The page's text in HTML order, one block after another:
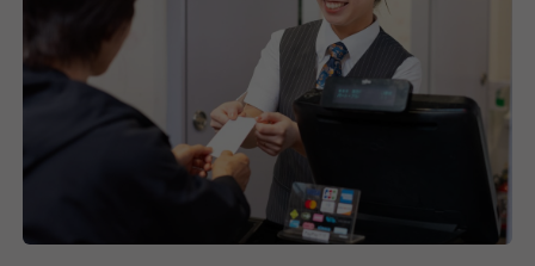
配属後も、フォローアップ研修や工場農場視察、役職
別研修、海外研修、外部研修など様々な研修があるの
で、着実に成長をしていくことが可能です。
サイゼリヤでは、社員一人ひとりの成長を支援し、目
標を持って働くことができる環境を整えています。
【愛され続ける自社商品の魅力】
当社では、食材の生産から加工、物流、提供まで自社
で行う「製造直販業」を取り入れています。